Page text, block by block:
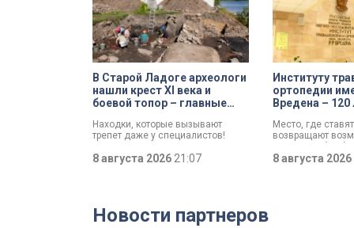
В Старой Ладоге археологи
нашли крест XI века и
боевой топор – главные
Находки, которые вызывают
трепет даже у специалистов!
более тысячи лет и боевой топор
8 августа 202621:07
Институту
ортопедии
Вредена – 120
до передового
медицинского
Место, где
возвращают
отмечает
8 августа 2026
Новости партнеров